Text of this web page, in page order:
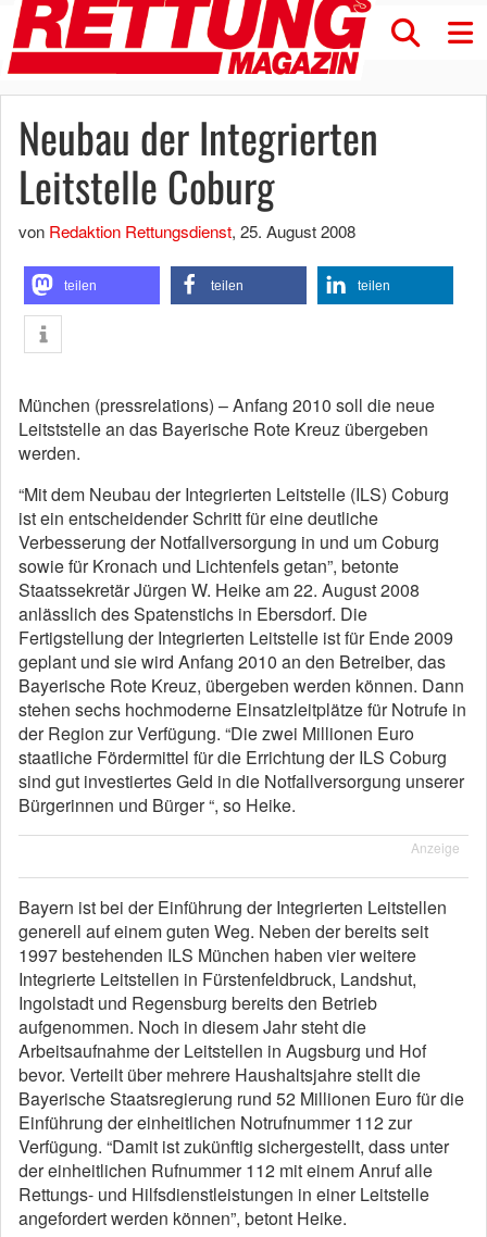
Neubau der Integrierten
Leitstelle Coburg
von Redaktion Rettungsdienst, 25. August 2008
teilen teilen teilen
München (pressrelations) – Anfang 2010 soll die neue
Leitststelle an das Bayerische Rote Kreuz übergeben
werden.
“Mit dem Neubau der Integrierten Leitstelle (ILS) Coburg
ist ein entscheidender Schritt für eine deutliche
Verbesserung der Notfallversorgung in und um Coburg
sowie für Kronach und Lichtenfels getan”, betonte
Staatssekretär Jürgen W. Heike am 22. August 2008
anlässlich des Spatenstichs in Ebersdorf. Die
Fertigstellung der Integrierten Leitstelle ist für Ende 2009
geplant und sie wird Anfang 2010 an den Betreiber, das
Bayerische Rote Kreuz, übergeben werden können. Dann
stehen sechs hochmoderne Einsatzleitplätze für Notrufe in
der Region zur Verfügung. “Die zwei Millionen Euro
staatliche Fördermittel für die Errichtung der ILS Coburg
sind gut investiertes Geld in die Notfallversorgung unserer
Bürgerinnen und Bürger “, so Heike.
Anzeige
Bayern ist bei der Einführung der Integrierten Leitstellen
generell auf einem guten Weg. Neben der bereits seit
1997 bestehenden ILS München haben vier weitere
Integrierte Leitstellen in Fürstenfeldbruck, Landshut,
Ingolstadt und Regensburg bereits den Betrieb
aufgenommen. Noch in diesem Jahr steht die
Arbeitsaufnahme der Leitstellen in Augsburg und Hof
bevor. Verteilt über mehrere Haushaltsjahre stellt die
Bayerische Staatsregierung rund 52 Millionen Euro für die
Einführung der einheitlichen Notrufnummer 112 zur
Verfügung. “Damit ist zukünftig sichergestellt, dass unter
der einheitlichen Rufnummer 112 mit einem Anruf alle
Rettungs- und Hilfsdienstleistungen in einer Leitstelle
angefordert werden können”, betont Heike.